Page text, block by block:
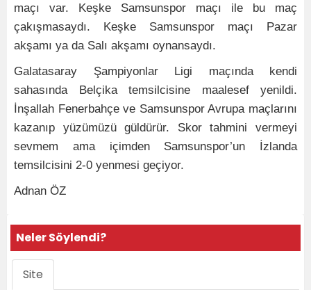
maçı var. Keşke Samsunspor maçı ile bu maç
çakışmasaydı. Keşke Samsunspor maçı Pazar
akşamı ya da Salı akşamı oynansaydı.
Galatasaray Şampiyonlar Ligi maçında kendi
sahasında Belçika temsilcisine maalesef yenildi.
İnşallah Fenerbahçe ve Samsunspor Avrupa maçlarını
kazanıp yüzümüzü güldürür. Skor tahmini vermeyi
sevmem ama içimden Samsunspor’un İzlanda
temsilcisini 2-0 yenmesi geçiyor.
Adnan ÖZ
Neler Söylendi?
Site